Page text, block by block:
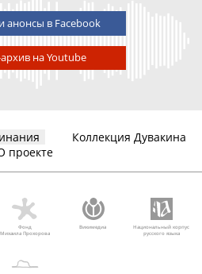
анонсы в Facebook
на Youtube
Коллекция Дувакина
проекте
Фонд
Михаила Прохорова
Викимедиа
Национальный корпус
русского языка